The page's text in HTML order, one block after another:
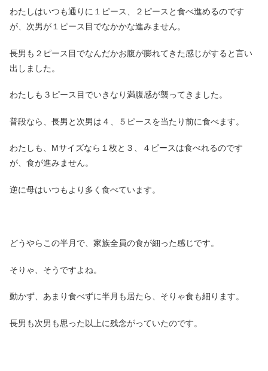
わたしはいつも通りに１ピース、２ピースと食べ進めるのです
が、次男が１ピース目でなかかな進みません。
長男も２ピース目でなんだかお腹が膨れてきた感じがすると言い
出しました。
わたしも３ピース目でいきなり満腹感が襲ってきました。
普段なら、長男と次男は４、５ピースを当たり前に食べます。
わたしも、Mサイズなら１枚と３、４ピースは食べれるのです
が、食が進みません。
逆に母はいつもより多く食べています。
どうやらこの半月で、家族全員の食が細った感じです。
そりゃ、そうですよね。
動かず、あまり食べずに半月も居たら、そりゃ食も細ります。
長男も次男も思った以上に残念がっていたのです。